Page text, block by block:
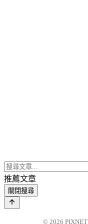
推薦文章
關閉搜尋
© 2026 PIXNET